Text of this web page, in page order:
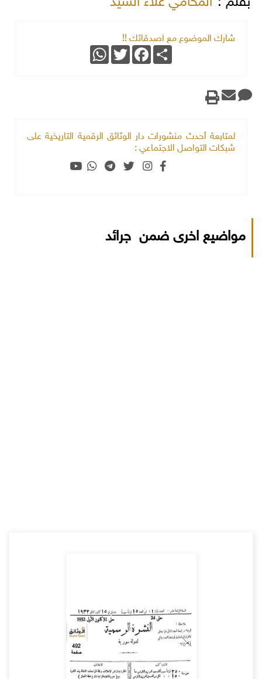
شارك الموضوع مع اصدقائك !!
Share
Facebook
Twitter
WhatsApp
لمتابعة أحدث منشورات دار الوثائق الرقمية التاريخية على
شبكات التواصل الاجتماعي :
مواضيع اخرى ضمن جرائد